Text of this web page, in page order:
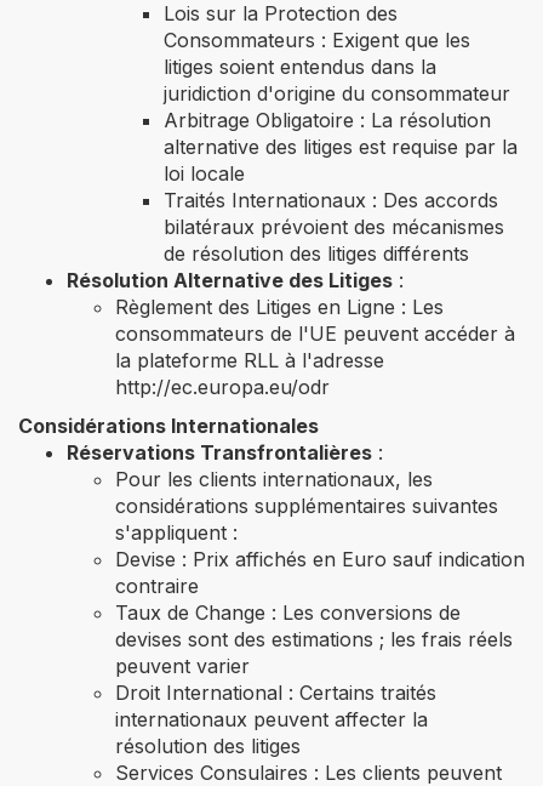
Lois sur la Protection des
Consommateurs : Exigent que les
litiges soient entendus dans la
juridiction d'origine du consommateur
Arbitrage Obligatoire : La résolution
alternative des litiges est requise par la
loi locale
Traités Internationaux : Des accords
bilatéraux prévoient des mécanismes
de résolution des litiges différents
Résolution Alternative des Litiges :
Règlement des Litiges en Ligne : Les
consommateurs de l'UE peuvent accéder à
la plateforme RLL à l'adresse
http://ec.europa.eu/odr
Considérations Internationales
Réservations Transfrontalières :
Pour les clients internationaux, les
considérations supplémentaires suivantes
s'appliquent :
Devise : Prix affichés en Euro sauf indication
contraire
Taux de Change : Les conversions de
devises sont des estimations ; les frais réels
peuvent varier
Droit International : Certains traités
internationaux peuvent affecter la
résolution des litiges
Services Consulaires : Les clients peuvent